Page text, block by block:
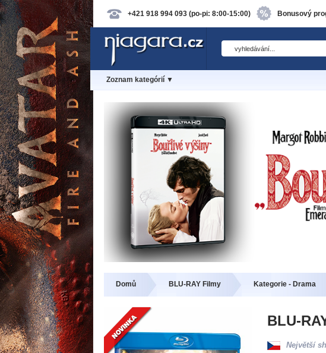
+421 918 994 093 (po-pi: 8:00-15:00) Bonusový
Zoznam kategórií ▼
Domů BLU-RAY Filmy Kategorie - Drama
BLU-
Největší